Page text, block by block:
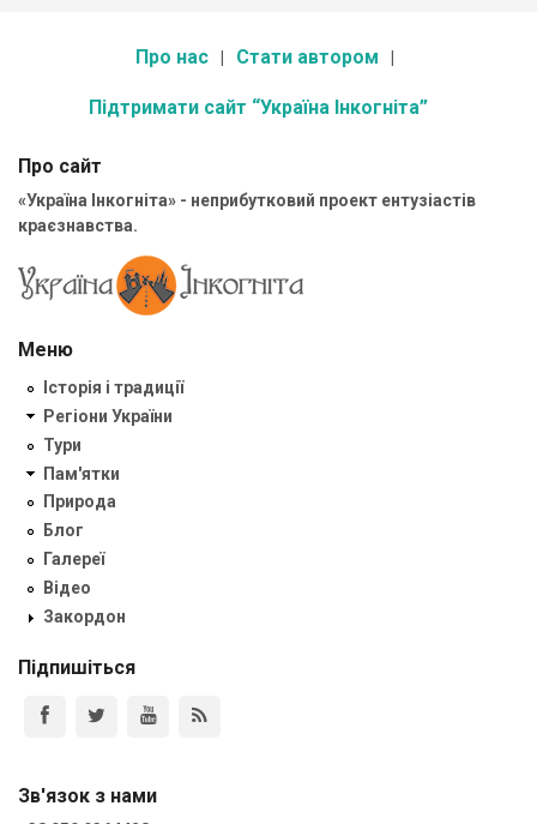
Про нас Стати автором
Підтримати сайт “Україна Інкогніта”
Про сайт
«Україна Інкогніта» - неприбутковий проект ентузіастів
краєзнавства.
Меню
Історія і традиції
Регіони України
Тури
Пам'ятки
Природа
Блог
Галереї
Відео
Закордон
Підпишіться
Зв'язок з нами